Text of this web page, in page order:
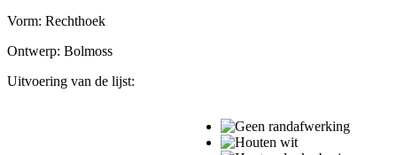
Vorm: Rechthoek
Ontwerp: Bolmoss
Uitvoering van de lijst: